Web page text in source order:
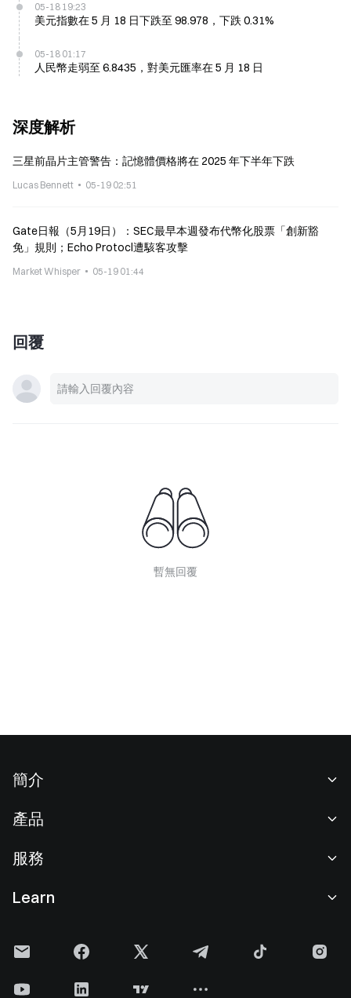
05-18 19:23
美元指數在 5 月 18 日下跌至 98.978，下跌 0.31%
05-18 01:17
人民幣走弱至 6.8435，對美元匯率在 5 月 18 日
深度解析
三星前晶片主管警告：記憶體價格將在 2025 年下半年下跌
Lucas Bennett 05-19 02:51
Gate日報（5月19日）：SEC最早本週發布代幣化股票「創新豁
免」規則；Echo Protocl遭駭客攻擊
Market Whisper 05-19 01:44
回覆
暫無回覆
簡介
新聞中心
Cookie 政策
產品
現貨交易
理財中心
服務
費率標準
Learn
Gate 快訊